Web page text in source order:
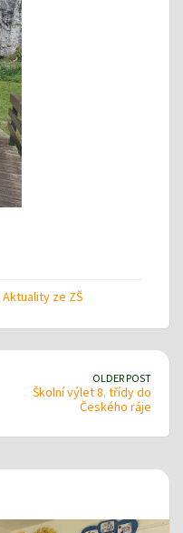
Aktuality ze ZŠ
OLDER POST
Školní výlet 8. třídy do
Českého ráje